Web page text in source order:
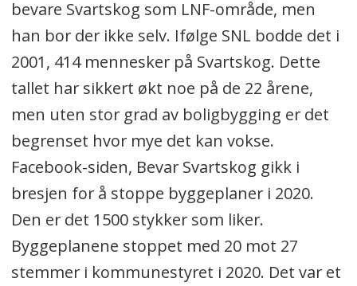
bevare Svartskog som LNF-område, men
han bor der ikke selv. Ifølge SNL bodde det i
2001, 414 mennesker på Svartskog. Dette
tallet har sikkert økt noe på de 22 årene,
men uten stor grad av boligbygging er det
begrenset hvor mye det kan vokse.
Facebook-siden, Bevar Svartskog gikk i
bresjen for å stoppe byggeplaner i 2020.
Den er det 1500 stykker som liker.
Byggeplanene stoppet med 20 mot 27
stemmer i kommunestyret i 2020. Det var et